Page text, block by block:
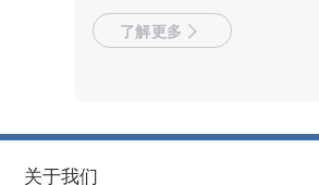
了解更多
关于我们